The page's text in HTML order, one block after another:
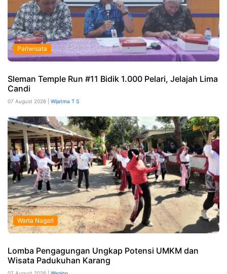
Pariwisata
Sleman Temple Run #11 Bidik 1.000 Pelari, Jelajah Lima
Candi
07 August 2026 | Wijatma T S
Warta Nagari
Lomba Pengagungan Ungkap Potensi UMKM dan
Wisata Padukuhan Karang
07 August 2026 | Wagino